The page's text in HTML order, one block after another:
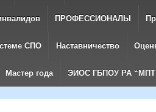
ПРОФЕССИОНАЛЫ
СПО Наставничество
Мастер года ЭИОС ГБПОУ РА